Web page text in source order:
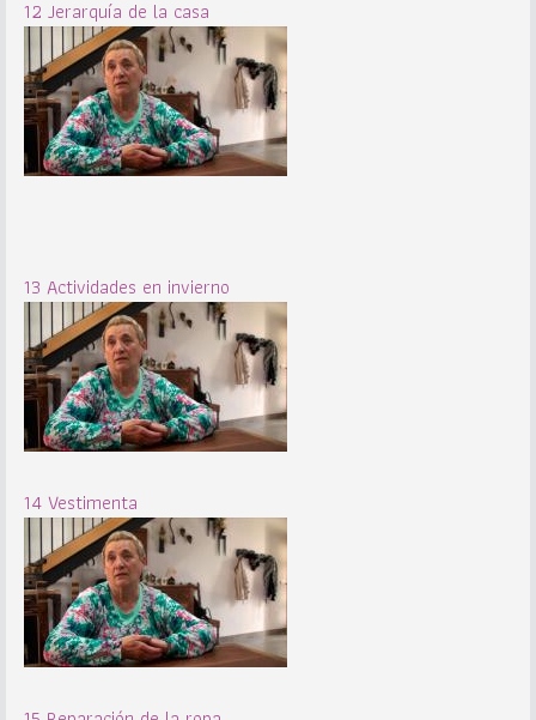
12 Jerarquía de la casa
13 Actividades en invierno
14 Vestimenta